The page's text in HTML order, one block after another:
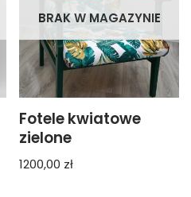
BRAK W MAGAZYNIE
Fotele kwiatowe
zielone
1200,00 zł